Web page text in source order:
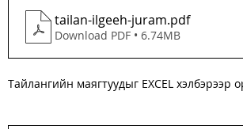
tailan-ilgeeh-juram.pdf
Download PDF • 6.74MB
Тайлангийн маягтуудыг EXCEL хэлбэрээр